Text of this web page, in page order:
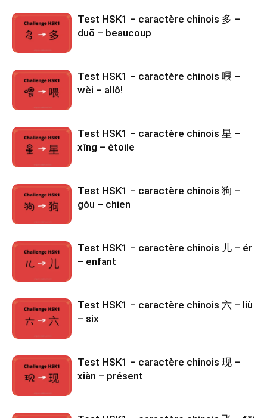
Test HSK1 – caractère chinois 多 –
duō – beaucoup
Test HSK1 – caractère chinois 喂 –
wèi – allô!
Test HSK1 – caractère chinois 星 –
xīng – étoile
Test HSK1 – caractère chinois 狗 –
gǒu – chien
Test HSK1 – caractère chinois 儿 – ér
– enfant
Test HSK1 – caractère chinois 六 – liù
– six
Test HSK1 – caractère chinois 现 –
xiàn – présent